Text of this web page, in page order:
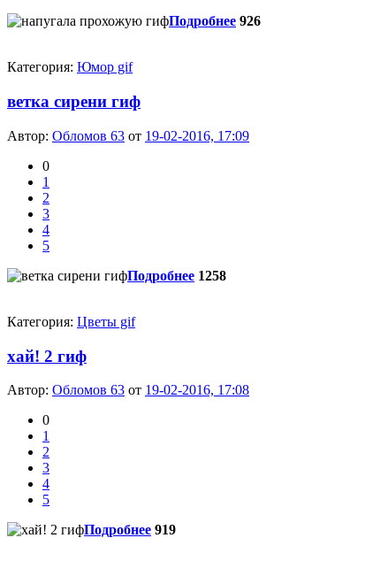
Подробнее 926
Категория: Юмор gif
ветка сирени гиф
Автор: Обломов 63 от 19-02-2016, 17:09
0
1
2
3
4
5
Подробнее 1258
Категория: Цветы gif
хай! 2 гиф
Автор: Обломов 63 от 19-02-2016, 17:08
0
1
2
3
4
5
Подробнее 919